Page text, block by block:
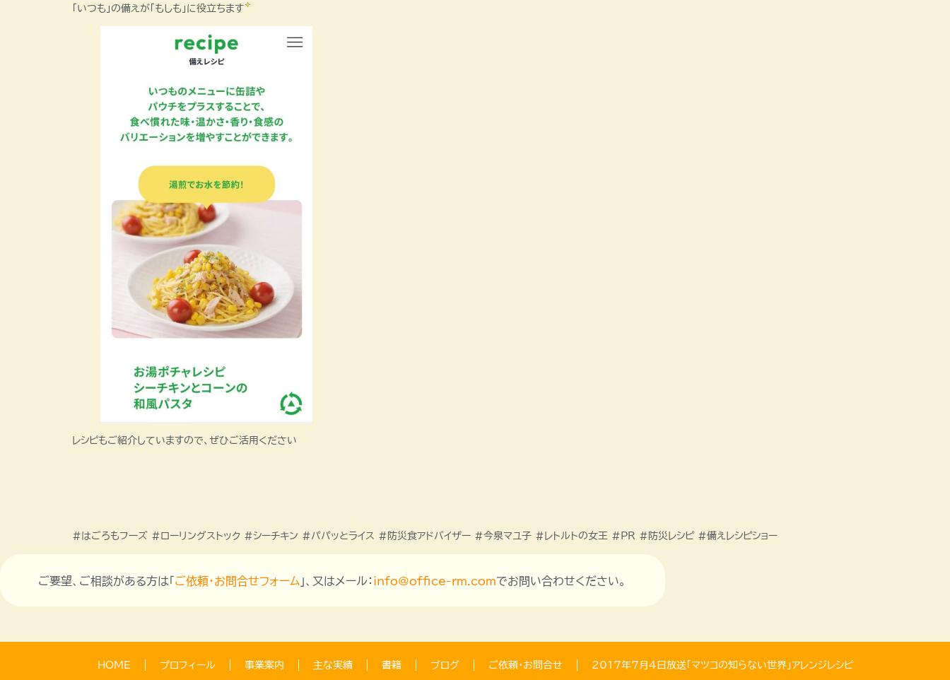
「いつも」の備えが「もしも」に役立ちます
レシピもご紹介していますので、ぜひご活用ください
#はごろもフーズ #ローリングストック #シーチキン #パパッとライス #防災食アドバイザー #今泉マユ子 #レトルトの女王 #PR #防災レシピ #備えレシピショー
ご要望、ご相談がある方は「 ご依頼・お問合せフォーム 」、又はメール： info@office-rm.comでお問い合わせください。
HOME プロフィール 事業案内 主な実績 書籍 ブログ ご依頼・お問合せ 2017年7月4日放送「マツコの知らない世界」アレンジレシピ